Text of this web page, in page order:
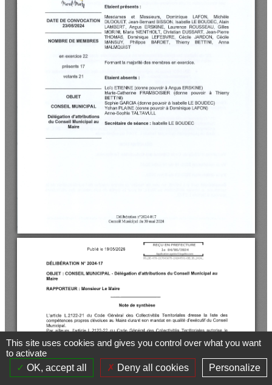
This site uses cookies and gives you control over what you want
to activate
OK, accept all
Deny all cookies Personalize